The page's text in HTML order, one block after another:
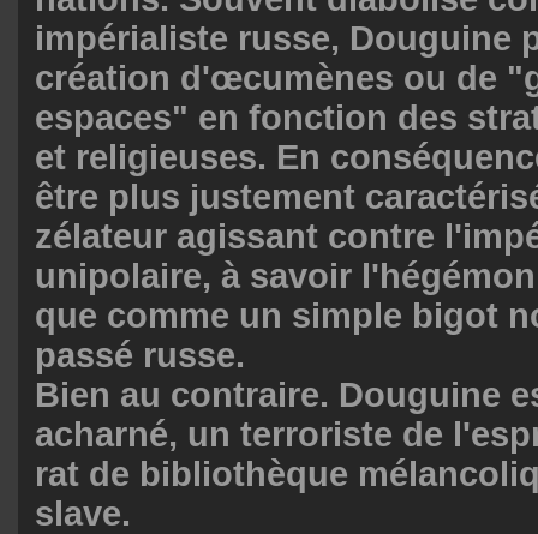
impérialiste russe, Douguine
création d'œcumènes ou de
espaces" en fonction des
et religieuses. En
être plus justement
zélateur agissant contre
unipolaire, à savoir
que comme un simple bigot
passé russe.
Bien au contraire. Douguine
acharné, un terroriste de
rat de bibliothèque
slave.